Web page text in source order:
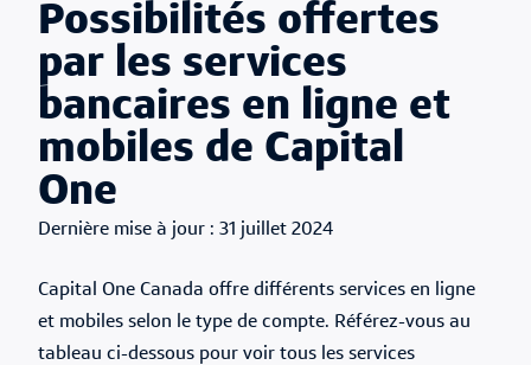
Possibilités offertes
par les services
bancaires en ligne et
mobiles de Capital
One
Published Date 31 juillet 2024
Capital One Canada offre différents services en ligne
et mobiles selon le type de compte. Référez-vous au
tableau ci-dessous pour voir tous les services